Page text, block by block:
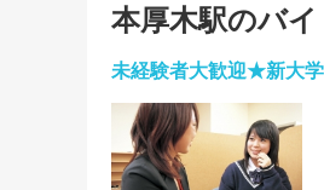
本厚木駅のバ
未経験者大歓迎★新大